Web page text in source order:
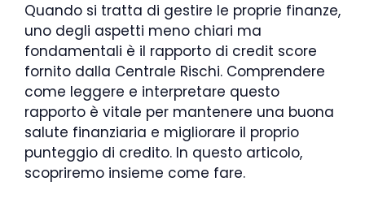
Quando si tratta di gestire le proprie finanze,
uno degli aspetti meno chiari ma
fondamentali è il rapporto di credit score
fornito dalla Centrale Rischi. Comprendere
come leggere e interpretare questo
rapporto è vitale per mantenere una buona
salute finanziaria e migliorare il proprio
punteggio di credito. In questo articolo,
scopriremo insieme come fare.